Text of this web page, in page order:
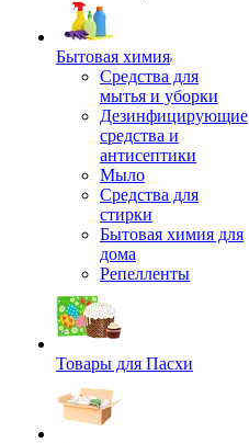
Бытовая химия
Средства для
мытья и уборки
Дезинфицирующие
средства и
антисептики
Мыло
Средства для
стирки
Бытовая химия для
дома
Репелленты
Товары для Пасхи